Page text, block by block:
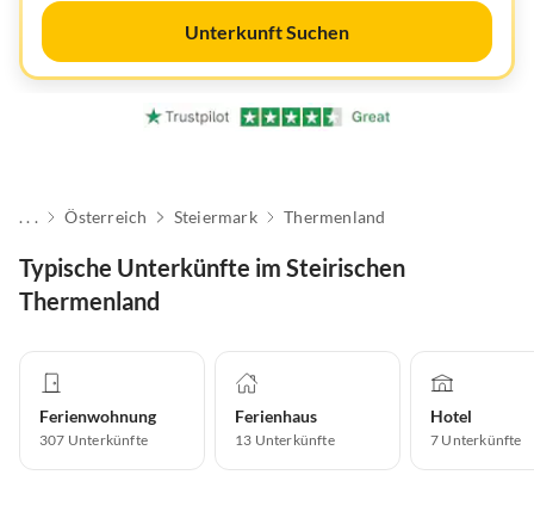
Unterkunft Suchen
. . . Österreich Steiermark Thermenland
Typische Unterkünfte im Steirischen
Thermenland
Ferienwohnung
307 Unterkünfte
Ferienhaus
13 Unterkünfte
Hotel
7 Unterkünfte